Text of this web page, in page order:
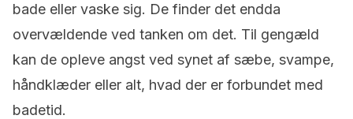
bade eller vaske sig. De finder det endda
overvældende ved tanken om det. Til gengæld
kan de opleve angst ved synet af sæbe, svampe,
håndklæder eller alt, hvad der er forbundet med
badetid.